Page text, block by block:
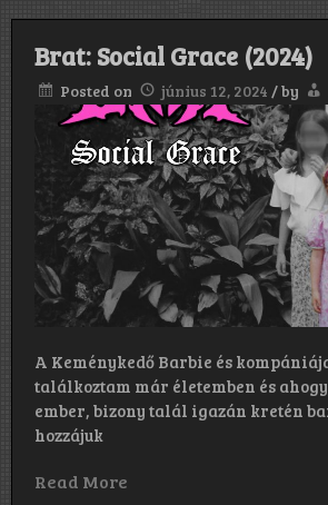
Brat: Social Grace (2024)
Posted on június 12, 2024 /by
A Keménykedő Barbie és
találkoztam már életemben és
ember, bizony talál igazán kretén
hozzájuk
Read More